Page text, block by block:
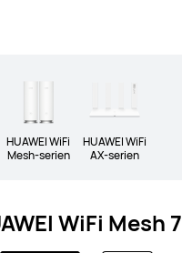
HUAWEI WiFi
Mesh-serien
HUAWEI WiFi
AX-serien
WiFi Mesh 7